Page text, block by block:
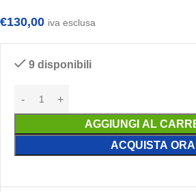
€130,00 iva esclusa
9 disponibili
AGGIUNGI AL
ACQUISTA ORA